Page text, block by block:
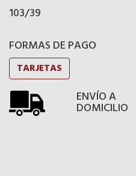
103/39
FORMAS DE PAGO
TARJETAS
ENVÍO A
DOMICILIO